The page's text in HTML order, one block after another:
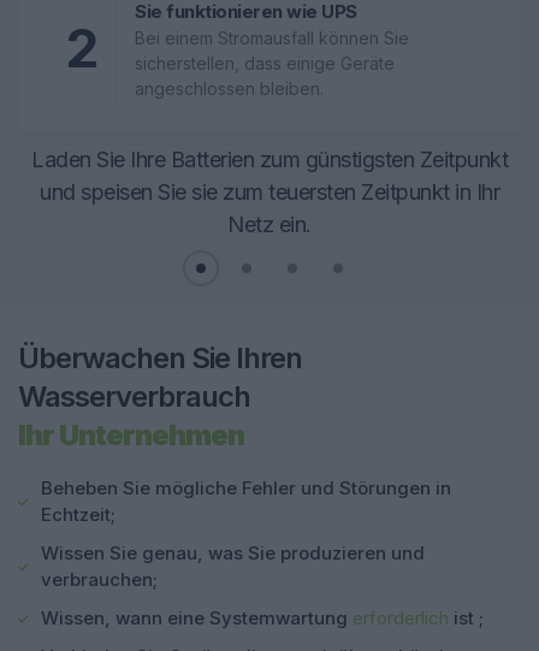
2
Sie funktionieren wie UPS
Bei einem Stromausfall können Sie
sicherstellen, dass einige Geräte
angeschlossen bleiben.
Laden Sie Ihre Batterien zum günstigsten Zeitpunkt
und speisen Sie sie zum teuersten Zeitpunkt in Ihr
Netz ein.
Überwachen Sie Ihren
Wasserverbrauch
Ihr Unternehmen
Beheben Sie mögliche Fehler und Störungen in
Echtzeit;
Wissen Sie genau, was Sie produzieren und
verbrauchen;
Wissen, wann eine Systemwartung erforderlich ist ;